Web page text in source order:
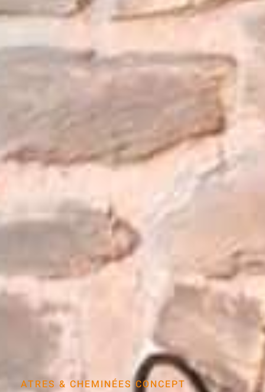
ATRES & CHEMINÉES CONCEPT